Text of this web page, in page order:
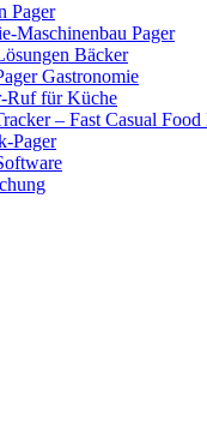
Pager
Maschinenbau Pager
Bäcker
Gastronomie
Ruf für Küche
– Fast Casual
Pager